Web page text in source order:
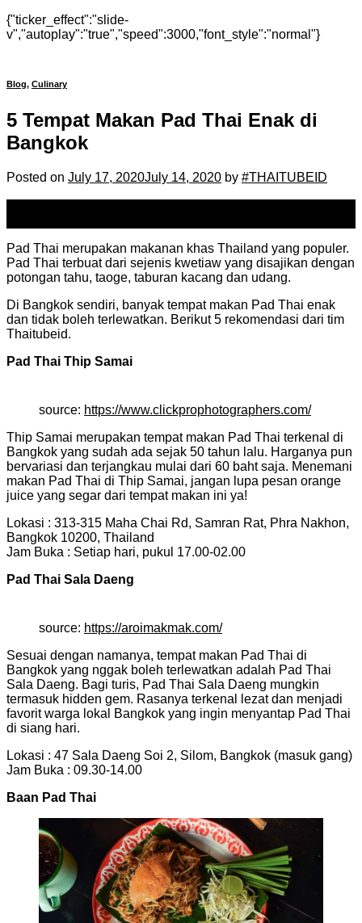
{"ticker_effect":"slide-
v","autoplay":"true","speed":3000,"font_style":"normal"}
Blog, Culinary
5 Tempat Makan Pad Thai Enak di
Bangkok
Posted on July 17, 2020July 14, 2020 by #THAITUBEID
Pad Thai merupakan makanan khas Thailand yang populer.
Pad Thai terbuat dari sejenis kwetiaw yang disajikan dengan
potongan tahu, taoge, taburan kacang dan udang.
Di Bangkok sendiri, banyak tempat makan Pad Thai enak
dan tidak boleh terlewatkan. Berikut 5 rekomendasi dari tim
Thaitubeid.
Pad Thai Thip Samai
source: https://www.clickprophotographers.com/
Thip Samai merupakan tempat makan Pad Thai terkenal di
Bangkok yang sudah ada sejak 50 tahun lalu. Harganya pun
bervariasi dan terjangkau mulai dari 60 baht saja. Menemani
makan Pad Thai di Thip Samai, jangan lupa pesan orange
juice yang segar dari tempat makan ini ya!
Lokasi : 313-315 Maha Chai Rd, Samran Rat, Phra Nakhon,
Bangkok 10200, Thailand
Jam Buka : Setiap hari, pukul 17.00-02.00
Pad Thai Sala Daeng
source: https://aroimakmak.com/
Sesuai dengan namanya, tempat makan Pad Thai di
Bangkok yang nggak boleh terlewatkan adalah Pad Thai
Sala Daeng. Bagi turis, Pad Thai Sala Daeng mungkin
termasuk hidden gem. Rasanya terkenal lezat dan menjadi
favorit warga lokal Bangkok yang ingin menyantap Pad Thai
di siang hari.
Lokasi : 47 Sala Daeng Soi 2, Silom, Bangkok (masuk gang)
Jam Buka : 09.30-14.00
Baan Pad Thai